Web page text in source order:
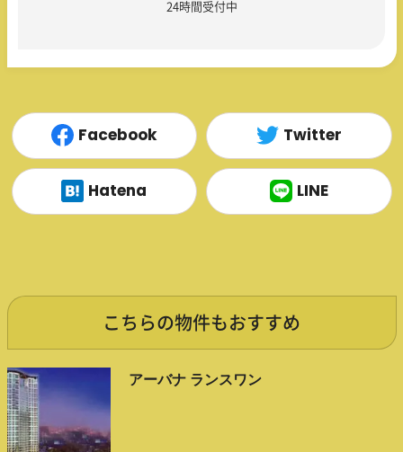
24時間受付中
Facebook Twitter
Hatena LINE
こちらの物件もおすすめ
アーバナ ランスワン